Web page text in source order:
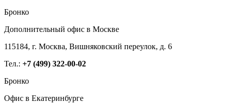
Бронко
Дополнительный офис в Москве
115184, г. Москва, Вишняковский переулок, д. 6
Тел.: +7 (499) 322-00-02
Бронко
Офис в Екатеринбурге